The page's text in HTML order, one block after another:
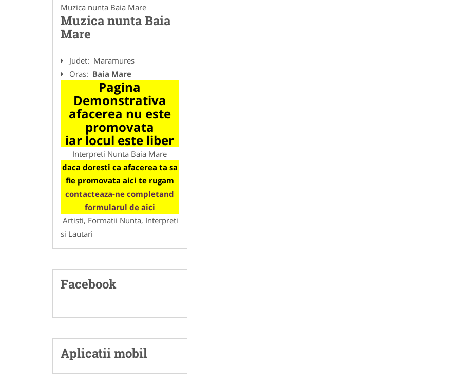
Muzica nunta Baia Mare
Muzica nunta Baia
Mare
Judet: Maramures
Oras: Baia Mare
Pagina
Demonstrativa
afacerea nu este
promovata
iar locul este liber
Interpreti Nunta Baia Mare
daca doresti ca afacerea ta sa
fie promovata aici te rugam
contacteaza-ne completand
formularul de aici
Artisti, Formatii Nunta, Interpreti
si Lautari
Facebook
Aplicatii mobil